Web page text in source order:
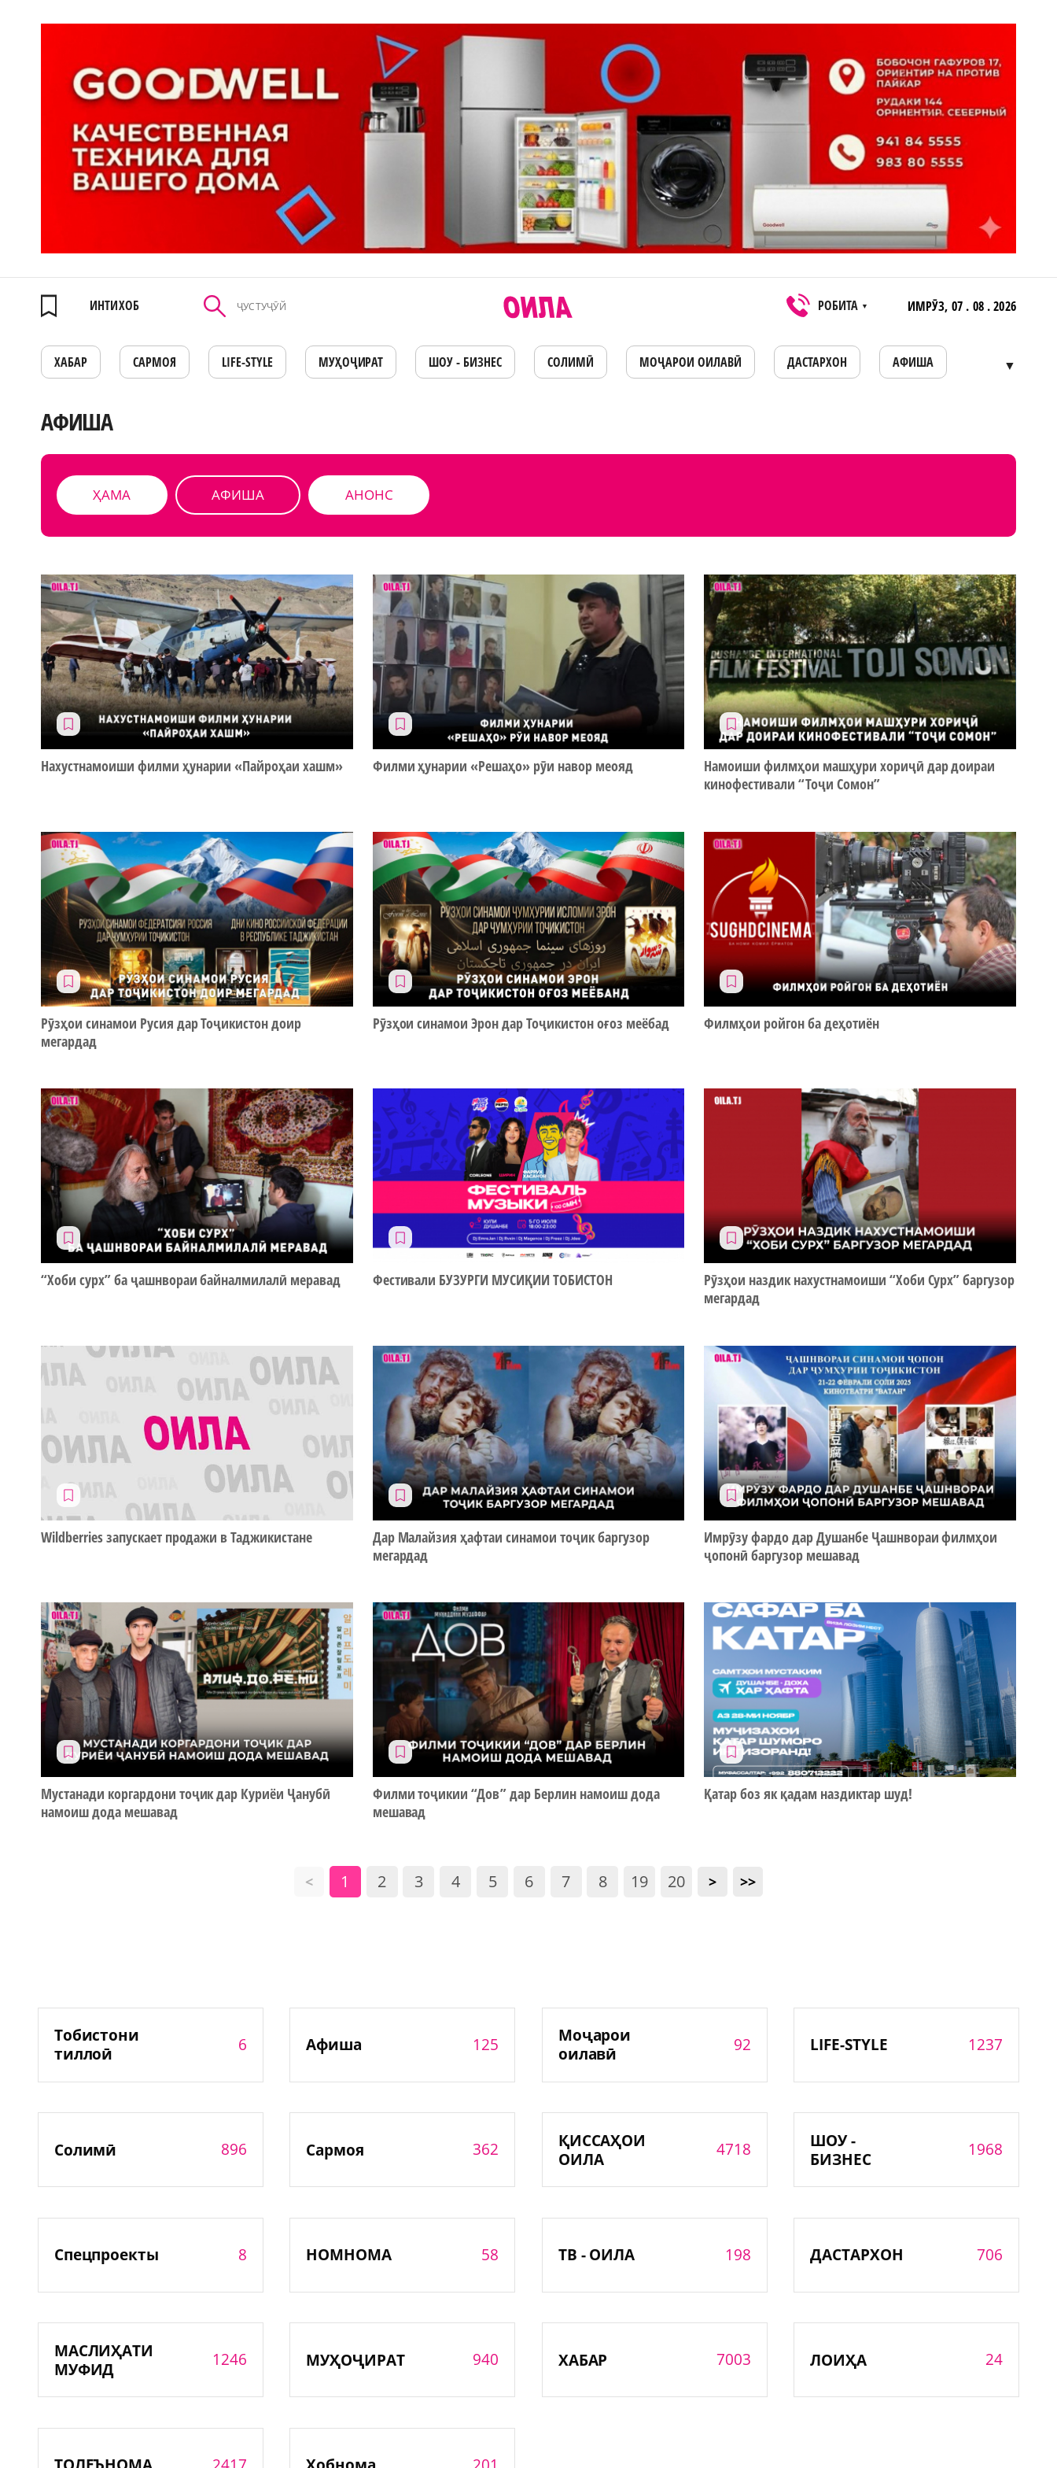
ИНТИХОБ РОБИТА ▼ ИМРӮЗ, 07 . 08 . 2026
ХАБАР САРМОЯ LIFE-STYLE МУҲОҶИРАТ ШОУ - БИЗНЕС СОЛИМӢ МОҶАРОИ ОИЛАВӢ ДАСТАРХОН АФИША ▼
АФИША
ҲАМА АФИША АНОНС
Нахустнамоиши филми ҳунарии «Пайроҳаи хашм» Филми ҳунарии «Решаҳо» рӯи навор меояд
Намоиши филмҳои машҳури хориҷӣ дар доираи
кинофестивали “Тоҷи Сомон”
Рӯзҳои синамои Русия дар Тоҷикистон доир
мегардад
Рӯзҳои синамои Эрон дар Тоҷикистон оғоз меёбад Филмҳои ройгон ба деҳотиён
“Хоби сурх” ба ҷашнвораи байналмилалӣ меравад Фестивали БУЗУРГИ МУСИҚИИ ТОБИСТОН
Рӯзҳои наздик нахустнамоиши “Хоби Сурх” баргузор
мегардад
Wildberries запускает продажи в Таджикистане
Дар Малайзия ҳафтаи синамои тоҷик баргузор
мегардад
Имрӯзу фардо дар Душанбе Ҷашнвораи филмҳои
ҷопонӣ баргузор мешавад
Мустанади коргардони тоҷик дар Куриёи Ҷанубӣ
намоиш дода мешавад
Филми тоҷикии “Дов” дар Берлин намоиш дода
мешавад
Қатар боз як қадам наздиктар шуд!
< 1 2 3 4 5 6 7 8 19 20 > >>
Тобистони
тиллоӣ
6 Афиша 125
Моҷарои
оилавӣ
92 LIFE-STYLE 1237
Солимӣ 896 Сармоя 362
ҚИССАҲОИ
ОИЛА
4718
ШОУ -
БИЗНЕС
1968
Спецпроекты 8 НОМНОМА 58 ТВ - ОИЛА 198 ДАСТАРХОН 706
МАСЛИҲАТИ
МУФИД
1246 МУҲОҶИРАТ 940 ХАБАР 7003 ЛОИҲА 24